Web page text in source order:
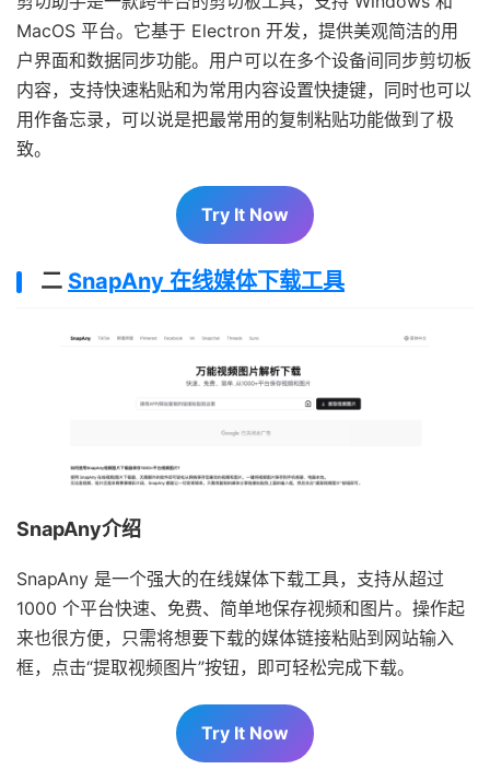
MacOS 平台。它基于 Electron 开发，提供美观简洁的用
户界面和数据同步功能。用户可以在多个设备间同步剪切板
内容，支持快速粘贴和为常用内容设置快捷键，同时也可以
用作备忘录，可以说是把最常用的复制粘贴功能做到了极
致。
Try It Now
二 SnapAny 在线媒体下载工具
SnapAny介绍
SnapAny 是一个强大的在线媒体下载工具，支持从超过
1000 个平台快速、免费、简单地保存视频和图片。操作起
来也很方便，只需将想要下载的媒体链接粘贴到网站输入
框，点击“提取视频图片”按钮，即可轻松完成下载。
Try It Now